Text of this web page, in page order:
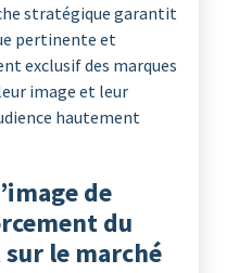
stratégique garantit
pertinente et
exclusif des marques
image et leur
hautement
de
du
le marché